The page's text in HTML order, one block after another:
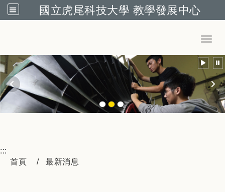
國立虎尾科技大學 教學發展中心
:::
首頁
最新消息